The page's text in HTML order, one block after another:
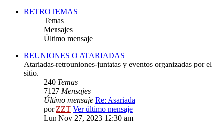
RETROTEMAS
Temas
Mensajes
Último mensaje
REUNIONES O ATARIADAS
Atariadas-retrouniones-juntatas y eventos organizadas por el
sitio.
240 Temas
7127 Mensajes
Último mensaje Re: Asariada
porZZT Ver último mensaje
Lun Nov 27, 2023 12:30 am